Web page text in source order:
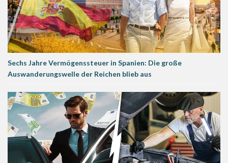
Sechs Jahre Vermögenssteuer in Spanien: Die große
Auswanderungswelle der Reichen blieb aus